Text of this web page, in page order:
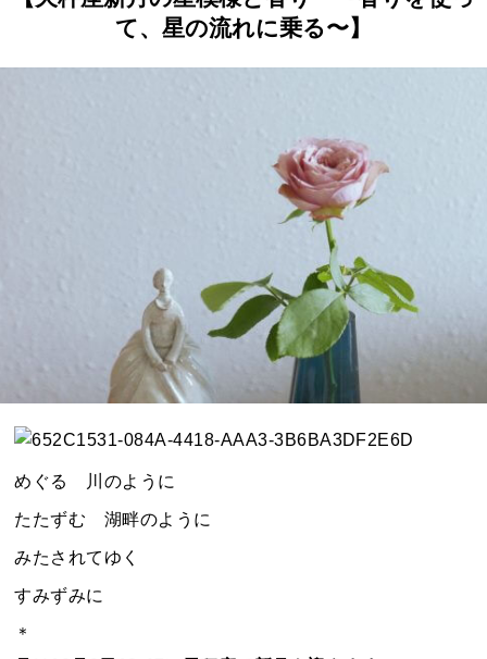
て、星の流れに乗る〜】
めぐる 川のように
たたずむ 湖畔のように
みたされてゆく
すみずみに
＊